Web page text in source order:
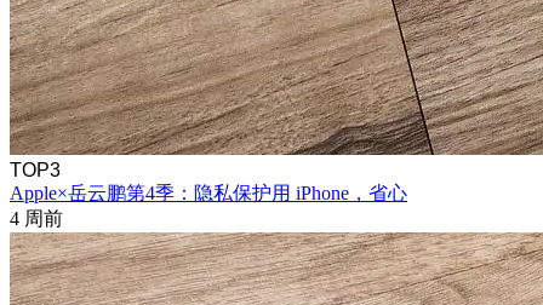
TOP3
Apple×岳云鹏第4季：隐私保护用 iPhone，省心
4 周前